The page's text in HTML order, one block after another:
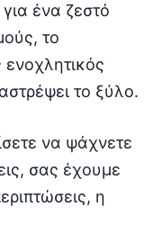
ένα ζεστό
το
ενοχλητικός
το ξύλο.
να ψάχνετε
σας έχουμε
η